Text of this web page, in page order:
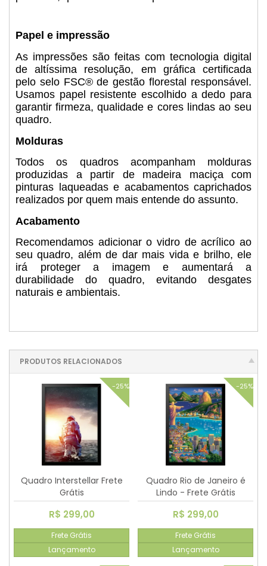
Papel e impressão
As impressões são feitas com tecnologia digital
de altíssima resolução, em gráfica certificada
pelo selo FSC® de gestão florestal responsável.
Usamos papel resistente escolhido a dedo para
garantir firmeza, qualidade e cores lindas ao seu
quadro.
Molduras
Todos os quadros acompanham molduras
produzidas a partir de madeira maciça com
pinturas laqueadas e acabamentos caprichados
realizados por quem mais entende do assunto.
Acabamento
Recomendamos adicionar o vidro de acrílico ao
seu quadro, além de dar mais vida e brilho, ele
irá proteger a imagem e aumentará a
durabilidade do quadro, evitando desgates
naturais e ambientais.
PRODUTOS RELACIONADOS
-25%
Quadro Interstellar Frete
Grátis
R$ 299,00
Frete Grátis
Lançamento
-25%
Quadro Rio de Janeiro é
Lindo - Frete Grátis
R$ 299,00
Frete Grátis
Lançamento